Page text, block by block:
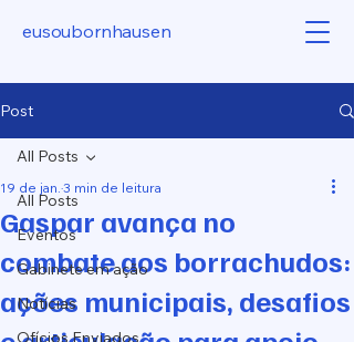
eusoubornhausen
Post
All Posts
Eventos
Gabinete em ação
Notícias
Ofícios Enviados
All Posts
Gaspar avança no
combate aos borrachudos:
ações municipais, desafios
19 de jan. 3 min de leitura